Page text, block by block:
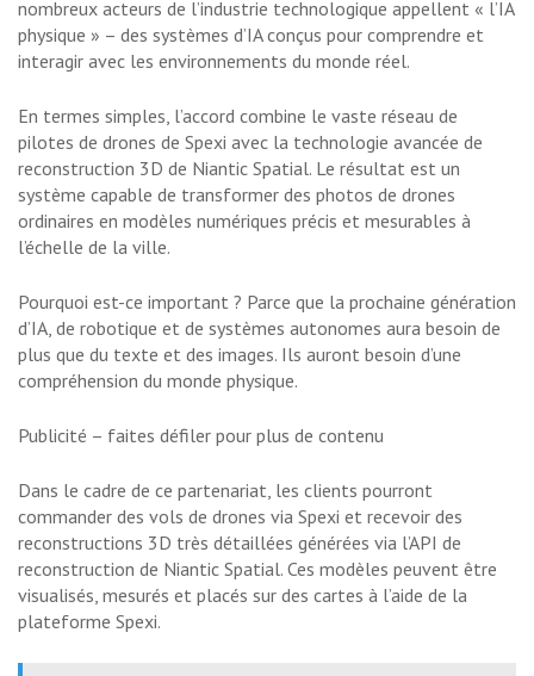
nombreux acteurs de l’industrie technologique appellent « l’IA
physique » – des systèmes d’IA conçus pour comprendre et
interagir avec les environnements du monde réel.
En termes simples, l’accord combine le vaste réseau de
pilotes de drones de Spexi avec la technologie avancée de
reconstruction 3D de Niantic Spatial. Le résultat est un
système capable de transformer des photos de drones
ordinaires en modèles numériques précis et mesurables à
l’échelle de la ville.
Pourquoi est-ce important ? Parce que la prochaine génération
d’IA, de robotique et de systèmes autonomes aura besoin de
plus que du texte et des images. Ils auront besoin d’une
compréhension du monde physique.
Publicité – faites défiler pour plus de contenu
Dans le cadre de ce partenariat, les clients pourront
commander des vols de drones via Spexi et recevoir des
reconstructions 3D très détaillées générées via l’API de
reconstruction de Niantic Spatial. Ces modèles peuvent être
visualisés, mesurés et placés sur des cartes à l’aide de la
plateforme Spexi.